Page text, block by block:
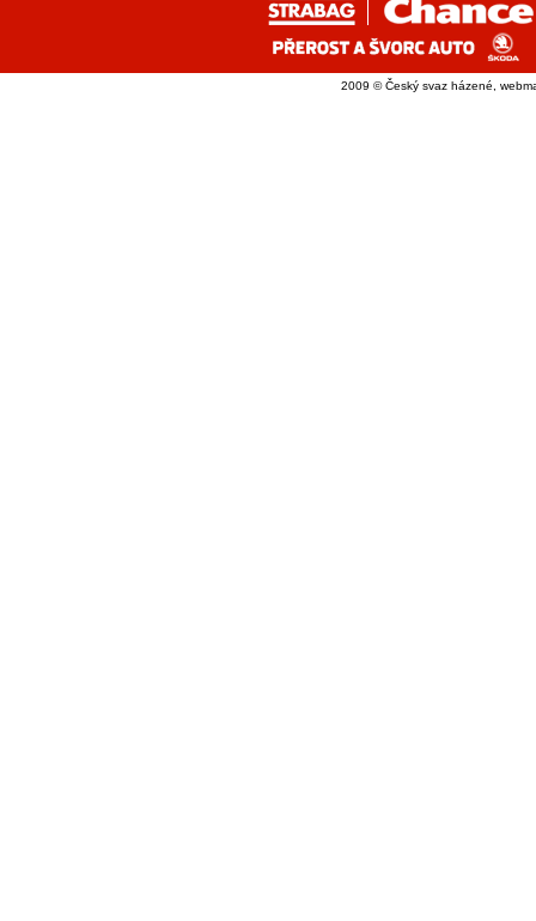
2009 © Český svaz házené,